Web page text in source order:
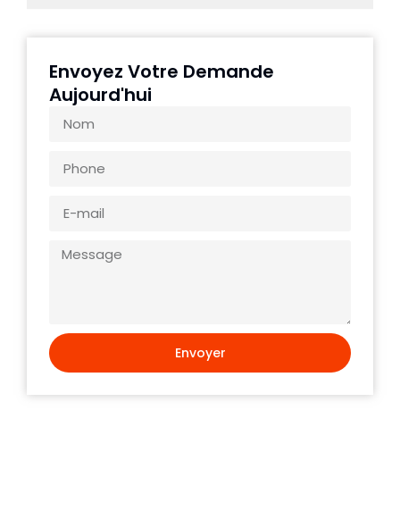
Envoyez Votre Demande
Aujourd'hui
Envoyer